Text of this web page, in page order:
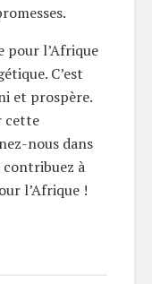
pour l’Afrique
C’est
et prospère.
cette
nous dans
à
l’Afrique !